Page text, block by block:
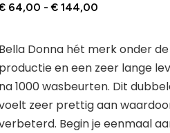
64,00 - € 144,00
Bella Donna hét merk onder
productie en een zeer lange
na 1000 wasbeurten. Dit
zeer prettig aan
Begin je eenmaal